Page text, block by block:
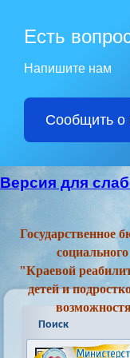
Есть
Напишите нам
Сообщить о
Версия для
Государственное
"Краевой
детей и
Поиск